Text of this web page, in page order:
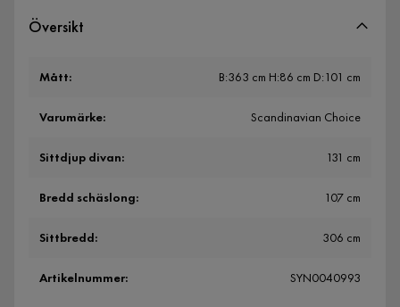
Översikt
Mått: B:363 cm H:86 cm D:101 cm
Varumärke: Scandinavian Choice
Sittdjup divan: 131 cm
Bredd schäslong: 107 cm
Sittbredd: 306 cm
Artikelnummer: SYN0040993